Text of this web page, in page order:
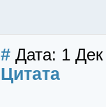
# Дата: 1
Цитата